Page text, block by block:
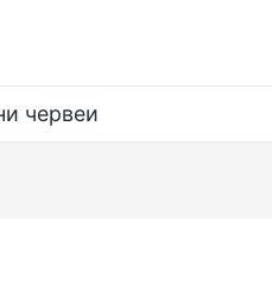
червеи